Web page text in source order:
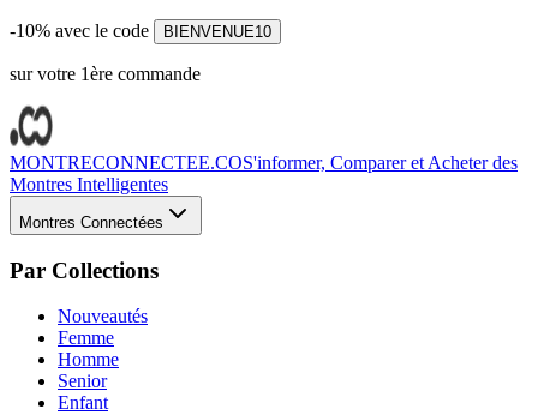
-10% avec le code BIENVENUE10
sur votre 1ère commande
MONTRECONNECTEE.COS'informer, Comparer et Acheter des
Montres Intelligentes
Montres Connectées
Par Collections
Nouveautés
Femme
Homme
Senior
Enfant